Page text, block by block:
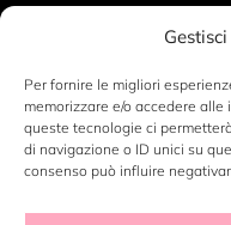
Per fornire le migliori
memorizzare e/o accedere
queste tecnologie ci
di navigazione o ID unici su
consenso può influire
CONTATTI